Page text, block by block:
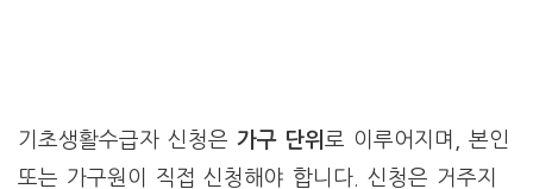
기초생활수급자 신청은 가구 단위로 이루어지며, 본인
또는 가구원이 직접 신청해야 합니다. 신청은 거주지